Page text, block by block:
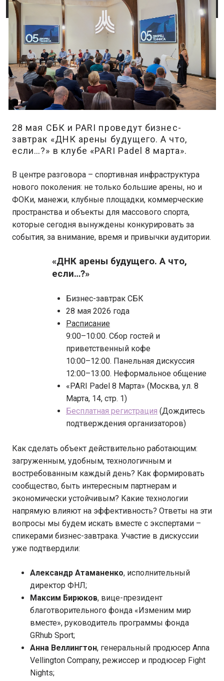
28 мая СБК и PARI проведут бизнес-
завтрак «ДНК арены будущего. А что,
если…?» в клубе «PARI Padel 8 марта».
В центре разговора – спортивная инфраструктура
нового поколения: не только большие арены, но и
ФОКи, манежи, клубные площадки, коммерческие
пространства и объекты для массового спорта,
которые сегодня вынуждены конкурировать за
события, за внимание, время и привычки аудитории.
«ДНК арены будущего. А что,
если…?»
Бизнес-завтрак СБК
28 мая 2026 года
Расписание
9:00–10:00. Сбор гостей и
приветственный кофе
10:00–12:00. Панельная дискуссия
12:00–13:00. Неформальное общение
«PARI Padel 8 Марта» (Москва, ул. 8
Марта, 14, стр. 1)
Бесплатная регистрация (Дождитесь
подтверждения организаторов)
Как сделать объект действительно работающим:
загруженным, удобным, технологичным и
востребованным каждый день? Как формировать
сообщество, быть интересным партнерам и
экономически устойчивым? Какие технологии
напрямую влияют на эффективность? Ответы на эти
вопросы мы будем искать вместе с экспертами –
спикерами бизнес-завтрака. Участие в дискуссии
уже подтвердили:
Александр Атаманенко, исполнительный
директор ФНЛ;
Максим Бирюков, вице-президент
благотворительного фонда «Изменим мир
вместе», руководитель программы фонда
GRhub Sport;
Анна Веллингтон, генеральный продюсер Anna
Vellington Company, режиссер и продюсер Fight
Nights;